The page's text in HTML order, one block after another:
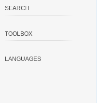
SEARCH
TOOLBOX
LANGUAGES